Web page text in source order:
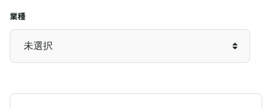
業種